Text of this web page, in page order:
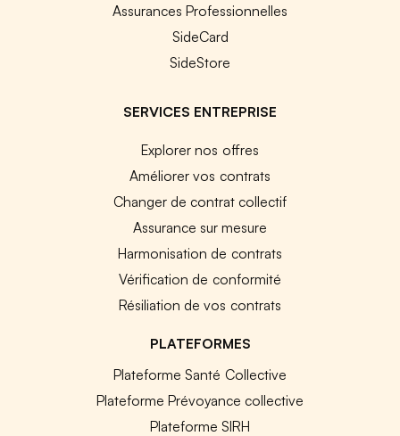
Assurances Professionnelles
SideCard
SideStore
SERVICES ENTREPRISE
Explorer nos offres
Améliorer vos contrats
Changer de contrat collectif
Assurance sur mesure
Harmonisation de contrats
Vérification de conformité
Résiliation de vos contrats
PLATEFORMES
Plateforme Santé Collective
Plateforme Prévoyance collective
Plateforme SIRH